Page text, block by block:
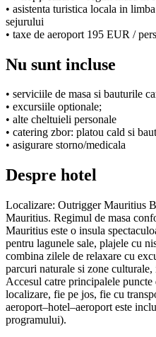
• asistenta turistica locala in
sejurului
• taxe de aeroport 195 EUR / pers
Nu sunt incluse
• serviciile de masa si bauturile
• excursiile optionale;
• alte cheltuieli personale
• catering zbor: platou cald si
• asigurare storno/medicala
Despre hotel
Localizare: Outrigger Mauritius
Mauritius. Regimul de masa
Mauritius este o insula
pentru lagunele sale, plajele cu
combina zilele de relaxare cu
parcuri naturale si zone
Accesul catre principalele
localizare, fie pe jos, fie cu
aeroport–hotel–aeroport este
programului).